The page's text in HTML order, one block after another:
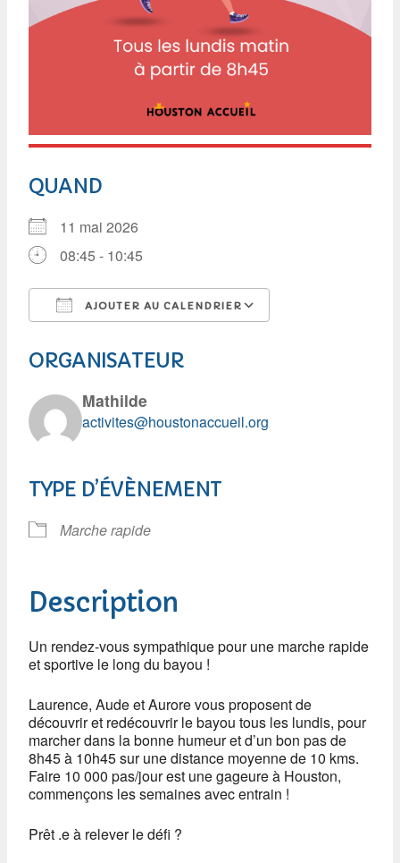
QUAND
11 mai 2026
08:45 - 10:45
AJOUTER AU CALENDRIER
ORGANISATEUR
Mathilde
activites@houstonaccueil.org
TYPE D’ÉVÈNEMENT
Marche rapide
Description
Un rendez-vous sympathique pour une marche rapide
et sportive le long du bayou !
Laurence, Aude et Aurore vous proposent de
découvrir et redécouvrir le bayou tous les lundis, pour
marcher dans la bonne humeur et d’un bon pas de
8h45 à 10h45 sur une distance moyenne de 10 kms.
Faire 10 000 pas/jour est une gageure à Houston,
commençons les semaines avec entrain !
Prêt .e à relever le défi ?